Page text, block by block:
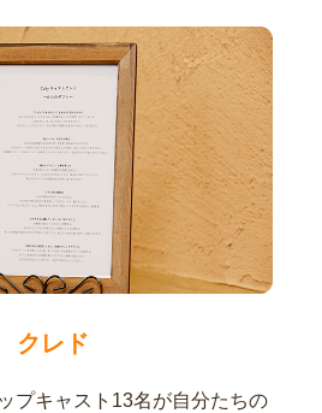
クレド
プキャスト13名が自分たちの